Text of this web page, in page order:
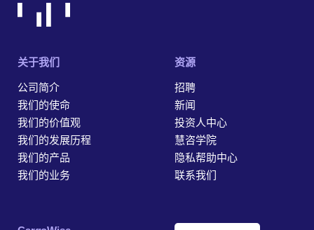
关于我们
公司简介
我们的使命
我们的价值观
我们的发展历程
我们的产品
我们的业务
资源
招聘
新闻
投资人中心
慧咨学院
隐私帮助中心
联系我们